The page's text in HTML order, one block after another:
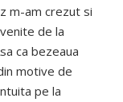
m-am crezut si
de la
ca bezeaua
motive de
pe la